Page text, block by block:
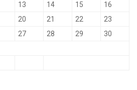
13 14 15
16
20 21 22
23
27 28 29
30